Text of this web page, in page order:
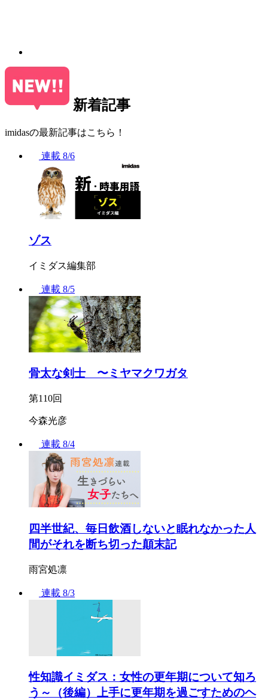
新着記事
imidasの最新記事はこちら！
連載 8/6
ゾス
イミダス編集部
連載 8/5
骨太な剣士 〜ミヤマクワガタ
第110回
今森光彦
連載 8/4
四半世紀、毎日飲酒しないと眠れなかった人
間がそれを断ち切った顛末記
雨宮処凛
連載 8/3
性知識イミダス：女性の更年期について知ろ
う～（後編）上手に更年期を過ごすためのヘ